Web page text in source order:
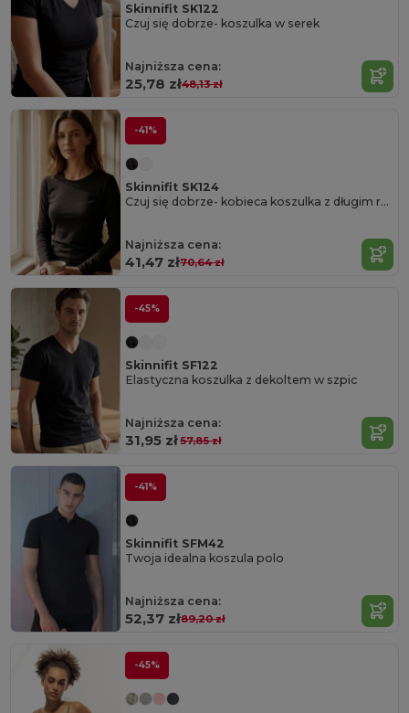
Skinnifit SK122
Czuj się dobrze- koszulka w serek
Najniższa cena:
25,78 zł48,13 zł
-41%
Skinnifit SK124
Czuj się dobrze- kobieca koszulka z długim rękawem
Najniższa cena:
41,47 zł70,64 zł
-45%
Skinnifit SF122
Elastyczna koszulka z dekoltem w szpic
Najniższa cena:
31,95 zł57,85 zł
-41%
Skinnifit SFM42
Twoja idealna koszula polo
Najniższa cena:
52,37 zł89,20 zł
-45%